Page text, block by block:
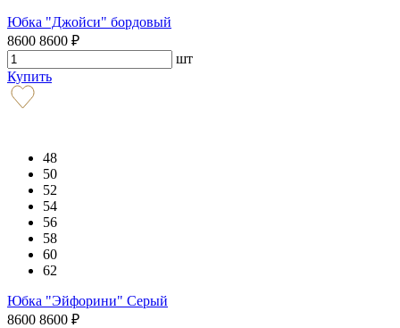
Юбка "Джойси" бордовый
8600 8600 ₽
шт
Купить
48
50
52
54
56
58
60
62
Юбка "Эйфорини" Серый
8600 8600 ₽